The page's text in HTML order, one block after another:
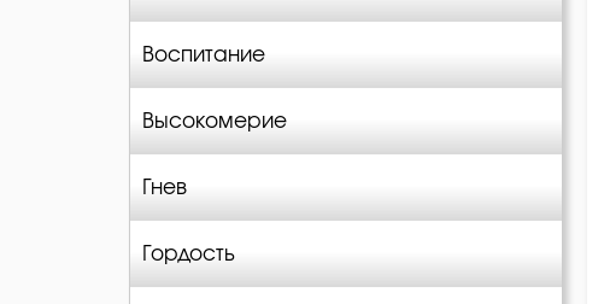
Воспитание
Высокомерие
Гнев
Гордость